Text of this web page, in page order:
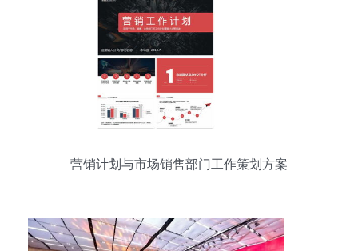
营销计划与市场销售部门工作策划方案